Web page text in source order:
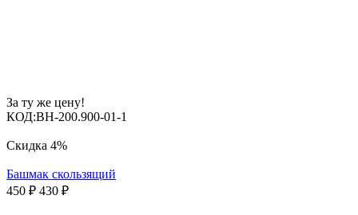
За ту же цену!
КОД:BH-200.900-01-1
Скидка 4%
Башмак скользящий
450 ₽ 430 ₽